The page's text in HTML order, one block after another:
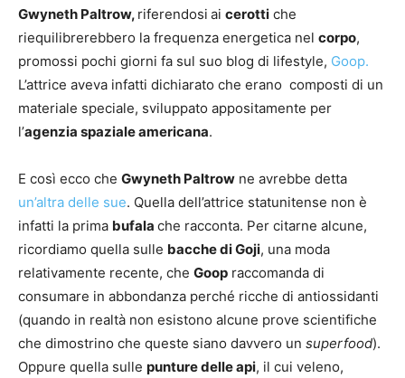
Gwyneth Paltrow, riferendosi ai cerotti che
riequilibrerebbero la frequenza energetica nel corpo,
promossi pochi giorni fa sul suo blog di lifestyle, Goop.
L’attrice aveva infatti dichiarato che erano composti di un
materiale speciale, sviluppato appositamente per
l’agenzia spaziale americana.
E così ecco che Gwyneth Paltrow ne avrebbe detta
un’altra delle sue. Quella dell’attrice statunitense non è
infatti la prima bufala che racconta. Per citarne alcune,
ricordiamo quella sulle bacche di Goji, una moda
relativamente recente, che Goop raccomanda di
consumare in abbondanza perché ricche di antiossidanti
(quando in realtà non esistono alcune prove scientifiche
che dimostrino che queste siano davvero un superfood).
Oppure quella sulle punture delle api, il cui veleno,